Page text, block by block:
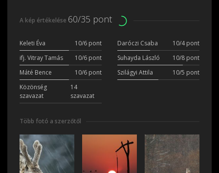
A kép értékelése 60/35 pont
Keleti Éva 10/6 pont Daróczi Csaba
10/4 pont
ifj. Vitray Tamás
10/6 pont Suhayda László
10/8 pont
Máté Bence
10/6 pont Szilágyi Attila
10/5 pont
Közönség
szavazat
14
szavazat
Több fotó a szerzőtől